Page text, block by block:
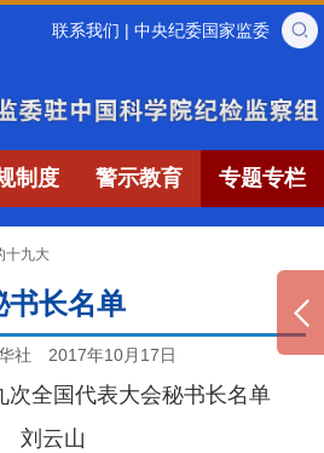
联系我们 | 中央纪委国家监委
制度 警示教育 专题专栏
十九大
书长名单
社 2017年10月17日
次全国代表大会秘书长名单
刘云山